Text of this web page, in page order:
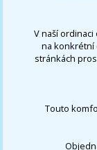
V naší
na konkrétní
stránkách
Touto